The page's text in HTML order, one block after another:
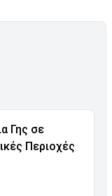
Γης σε
Περιοχές